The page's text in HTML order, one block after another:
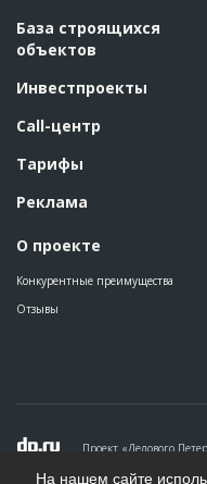
База строящихся
объектов
Инвестпроекты
Call-центр
Тарифы
Реклама
О проекте
Конкурентные преимущества
Отзывы
Проект «Делового
Политика
На нашем сайте